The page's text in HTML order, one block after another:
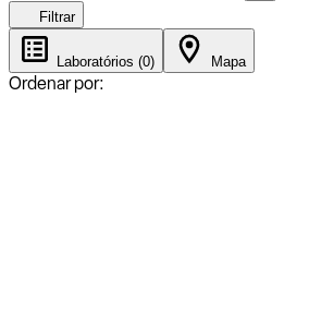
Filtrar
Laboratórios (0) Mapa
Ordenar por: